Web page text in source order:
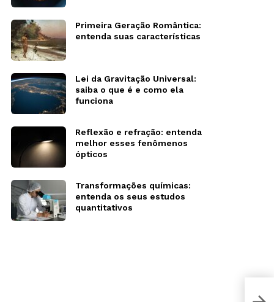
Primeira Geração Romântica:
entenda suas características
Lei da Gravitação Universal:
saiba o que é e como ela
funciona
Reflexão e refração: entenda
melhor esses fenômenos
ópticos
Transformações químicas:
entenda os seus estudos
quantitativos